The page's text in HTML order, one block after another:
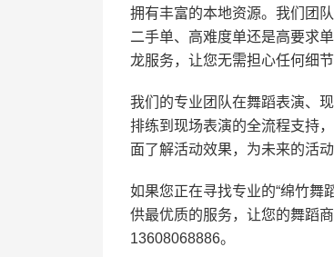
拥有丰富的本地资源。我们团
二手单、高难度单还是高要求
龙服务，让您无需担心任何细
我们的专业团队在舞蹈表演、
排练到现场表演的全流程支持
面了解活动效果，为未来的活
如果您正在寻找专业的“绵竹舞
供最优质的服务，让您的舞蹈
13608068886。